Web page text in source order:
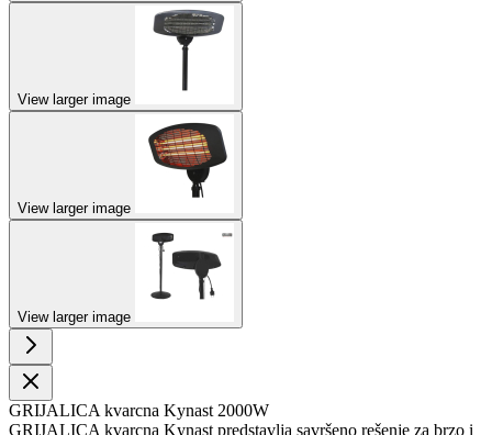
View larger image
View larger image
View larger image
GRIJALICA kvarcna Kynast 2000W
GRIJALICA kvarcna Kynast predstavlja savršeno rešenje za brzo i